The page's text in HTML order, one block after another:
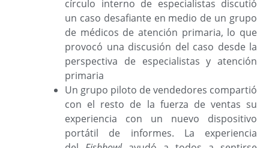
círculo interno de especialistas discutió
un caso desafiante en medio de un grupo
de médicos de atención primaria, lo que
provocó una discusión del caso desde la
perspectiva de especialistas y atención
primaria
Un grupo piloto de vendedores compartió
con el resto de la fuerza de ventas su
experiencia con un nuevo dispositivo
portátil de informes. La experiencia